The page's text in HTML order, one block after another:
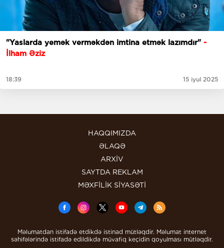
"Yaslarda yemək verməkdən imtina etmək lazımdır" -
İlham Əziz
18:39 15 iyul 2025
HAQQIMIZDA
ƏLAQƏ
ARXİV
SAYTDA REKLAM
MƏXFİLİK SİYASƏTİ
Məlumatdan istifadə etdikdə istinad mütləqdir. Məlumat internet
səhifələrində istifadə edildikdə müvafiq keçidin qoyulması mütləqdir.